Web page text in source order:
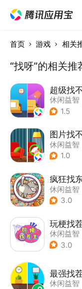
首页 游戏 相关
“找呀”的相关推
超级找
休闲益智
| 找茬
1.5
图片找
休闲益智
| 指动网络
1.0
疯狂找
休闲益智
3.0
玩梗找
休闲益智
| 烧脑
3.0
最强找
休闲益智